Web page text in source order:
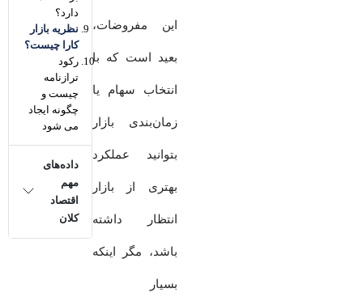
این مفروضات،
بعید است که با
انتخاب سهام یا
زمان‌بندی بازار
بتوانید عملکرد
بهتری از بازار
انتظار داشته
باشد، مگر اینکه
بسیار
دارد؟
نظریه بازار
کارا چیست؟
رکود
ترازنامه
چیست و
چگونه ایجاد
می شود
داده‌های
مهم
اقتصاد
کلان